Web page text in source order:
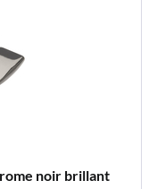
noir brillant